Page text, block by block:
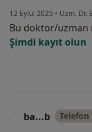
12 Eylül 2025 • Uzm. Dr.
Bu doktor/uzman
Şimdi kayıt olun
ba...b Telefon